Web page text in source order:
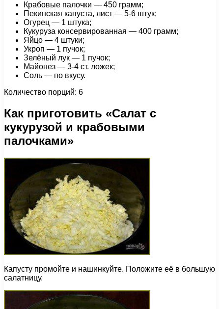
Крабовые палочки — 450 грамм;
Пекинская капуста, лист — 5-6 штук;
Огурец — 1 штука;
Кукуруза консервированная — 400 грамм;
Яйцо — 4 штуки;
Укроп — 1 пучок;
Зелёный лук — 1 пучок;
Майонез — 3-4 ст. ложек;
Соль — по вкусу.
Количество порций: 6
Как приготовить «Салат с
кукурузой и крабовыми
палочками»
Капусту промойте и нашинкуйте. Положите её в большую
салатницу.